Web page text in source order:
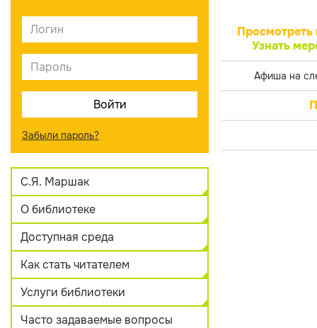
Забыли пароль?
С.Я. Маршак
О библиотеке
Доступная среда
Как стать читателем
Услуги библиотеки
Часто задаваемые вопросы
Просмотреть
Узнать
Афиша на